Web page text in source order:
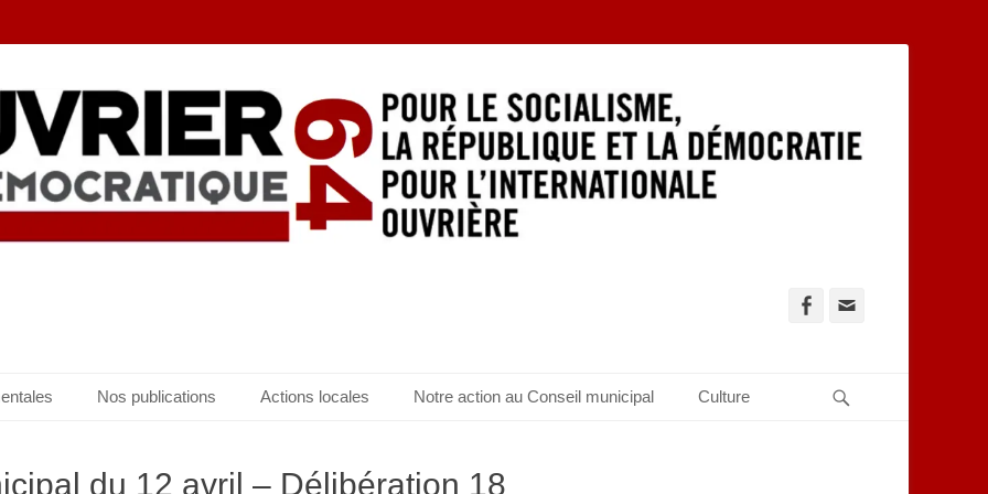
Facebook
Nos publications Actions locales Notre action au Conseil municipal Culture
du 12 avril – Délibération 18